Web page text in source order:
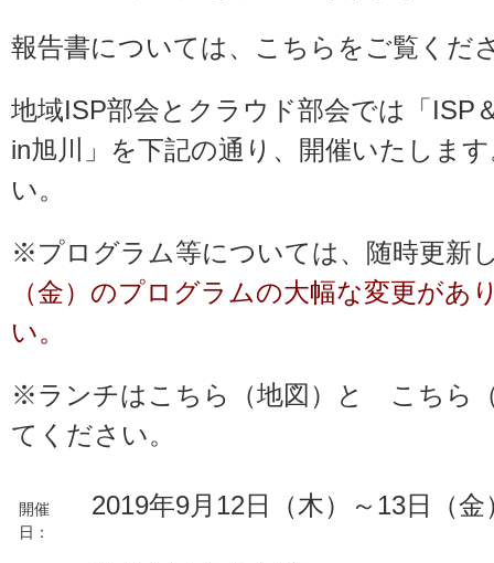
報告書については、 こちら をご覧くだ
地域ISP部会とクラウド部会では「ISP
in旭川」を下記の通り、開催いたしま
い。
※プログラム等については、随時更新
（金）のプログラムの大幅な変更があ
い。
※ランチは こちら （地図）と
こちら
てください。
開催
日：
2019年9月12日（木）～13日（金